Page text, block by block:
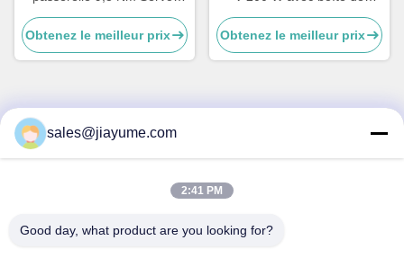
moteur intégré DC 24v
Moteurs de vitesse de
passerelle
Obtenez le meilleur prix
vitesses planétaire à
l'épreuve des explosions de
5,5 A pour les portes de
Obtenez le meilleur prix
Contactez rapidement
Xingdong, Xin de Qunhui “une rue, Bao “un secteur, ville de
sales@jiayume.com
2:41 PM
Good day, what product are you looking for?